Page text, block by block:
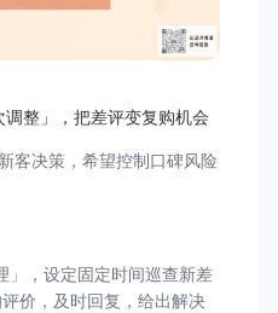
整」，把差评变复购机会
客决策，希望控制口碑风险
」，设定固定时间巡查新差
价，及时回复，给出解决